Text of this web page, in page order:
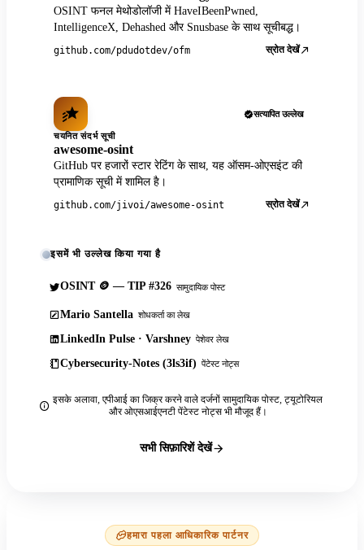
OSINT फनल मेथोडोलॉजी में HaveIBeenPwned,
IntelligenceX, Dehashed और Snusbase के साथ सूचीबद्ध।
github.com/pdudotdev/ofm स्रोत देखें
सत्यापित उल्लेख
चयनित संदर्भ सूची
awesome-osint
GitHub पर हजारों स्टार रेटिंग के साथ, यह ऑसम-ओएसइंट की
प्रामाणिक सूची में शामिल है।
github.com/jivoi/awesome-osint स्रोत देखें
इसमें भी उल्लेख किया गया है
OSINT 🪙 — TIP #326 सामुदायिक पोस्ट
Mario Santella शोधकर्ता का लेख
LinkedIn Pulse · Varshney पेशेवर लेख
Cybersecurity-Notes (3ls3if) पेंटेस्ट नोट्स
इसके अलावा, एपीआई का जिक्र करने वाले दर्जनों सामुदायिक पोस्ट, ट्यूटोरियल
और ओएसआईएनटी पेंटेस्ट नोट्स भी मौजूद हैं।
सभी सिफ़ारिशें देखें
हमारा पहला आधिकारिक पार्टनर